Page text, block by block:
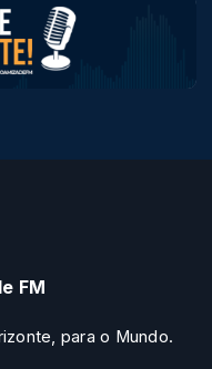
FM
para o Mundo.